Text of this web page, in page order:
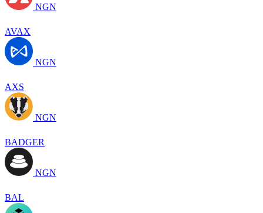
NGN
AVAX
NGN
AXS
NGN
BADGER
NGN
BAL